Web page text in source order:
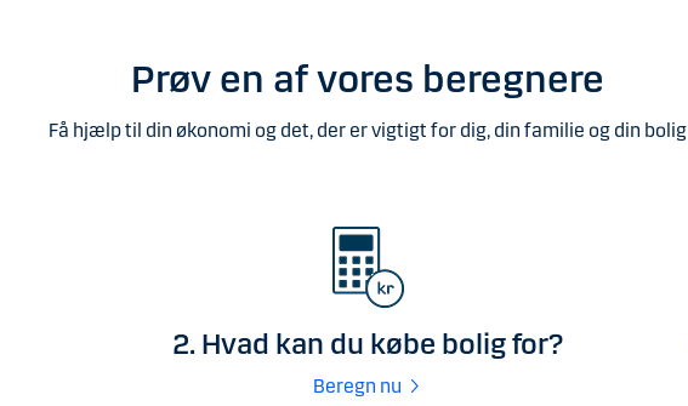
Prøv en af vores beregnere
Få hjælp til din økonomi og det, der er vigtigt for dig, din familie og din bolig
2. Hvad kan du købe bolig for?
Beregn nu